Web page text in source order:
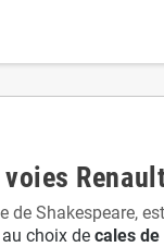
de Shakespeare,
choix de cales de